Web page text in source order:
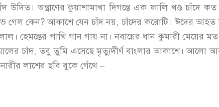
অন্ত্রাণের কুয়াশামাখা দিগন্তে এক ফালি খণ্ড চাঁদে
কেন? আকাশে যেন চাঁদ নয়, চাঁদের করোটি। ঈদের আহত
হেমন্তের পাখি গান গায় না। নবান্নের ধান কুমারী মেয়ের
চাঁদ, তবু তুমি এসেছে মৃত্যুদীর্ণ বাংলার আকাশে। আলো
লাশের ছবি বুকে গেঁথে –